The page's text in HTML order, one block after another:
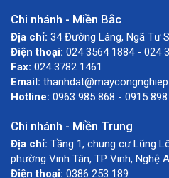
Chi nhánh - Miền Bắc
Địa chỉ: 34 Đường Láng, Ngã Tư
Điện thoại: 024 3564 1884 - 024
Fax: 024 3782 1461
Email:
Hotline: 0963 985 868 - 0915
Chi nhánh - Miền Trung
Địa chỉ: Tầng 1, chung cư Lũng
phường Vinh Tân, TP Vinh, Nghệ
Điện thoại: 0386 253 189